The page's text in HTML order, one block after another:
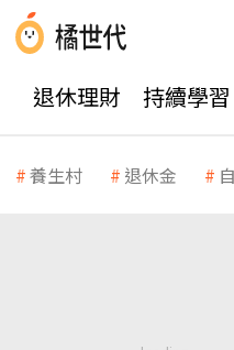
退休理財 持續學習
養生村 退休金